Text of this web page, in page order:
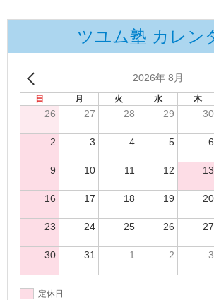
ツユム塾 カレン
2026年 8月
日 月 火 水 木
26 27 28 29 30
2 3 4 5 6
9 10 11 12 13
16 17 18 19 20
23 24 25 26 27
30 31 1 2 3
定休日